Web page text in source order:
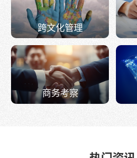
跨文化管理
商务考察